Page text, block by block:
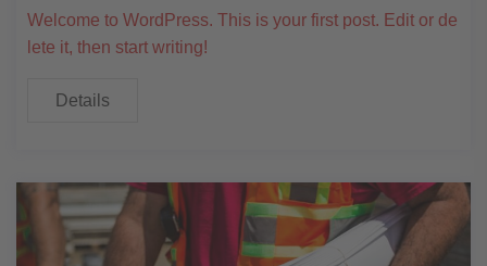
Welcome to WordPress. This is your first post. Edit or de
lete it, then start writing!
Details